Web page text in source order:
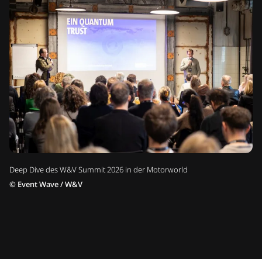
Deep Dive des W&V Summit 2026 in der Motorworld
© Event Wave / W&V